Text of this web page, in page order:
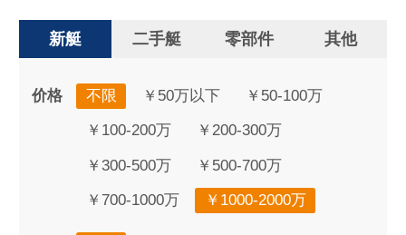
新艇 二手艇 零部件 其他
价格 不限 ￥50万以下 ￥50-100万
￥100-200万 ￥200-300万
￥300-500万 ￥500-700万
￥700-1000万 ￥1000-2000万